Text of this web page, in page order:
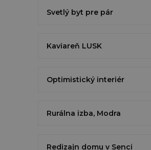
Svetlý byt pre pár
Kaviareň LUSK
Optimistický interiér
Rurálna izba, Modra
Redizajn domu v Senci